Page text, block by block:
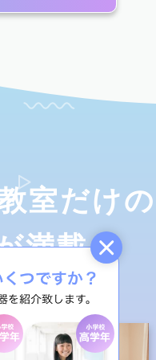
室だけの
満載！
3